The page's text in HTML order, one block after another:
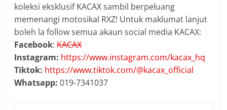
koleksi eksklusif KACAX sambil berpeluang
memenangi motosikal RXZ! Untuk maklumat lanjut
boleh la follow semua akaun social media KACAX:
Facebook:KACAX
Instagram: https://www.instagram.com/kacax_hq
Tiktok: https://www.tiktok.com/@kacax_official
Whatsapp: 019-7341037